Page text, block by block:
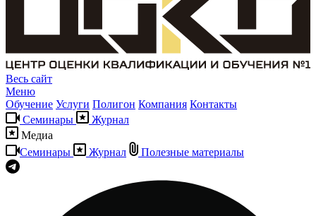
Весь сайт
Меню
Обучение Услуги Полигон Компания Контакты
Семинары
Журнал
Медиа
Семинары
Журнал Полезные материалы